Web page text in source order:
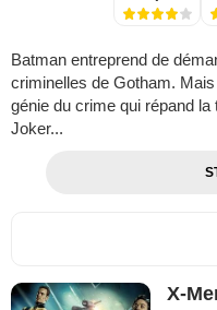
Batman entreprend de
criminelles de Gotham.
génie du crime qui répand
Joker...
X-